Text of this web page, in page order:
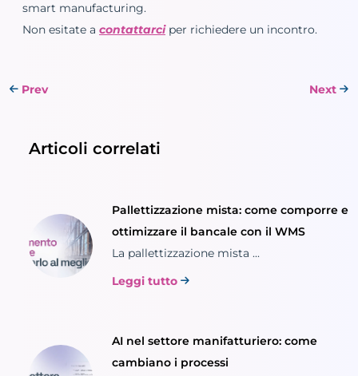
smart manufacturing.
Non esitate a contattarciper richiedere un incontro.
Prev Next
Articoli correlati
Pallettizzazione mista: come comporre e
ottimizzare il bancale con il WMS
La pallettizzazione mista ...
Leggi tutto
AI nel settore manifatturiero: come
cambiano i processi